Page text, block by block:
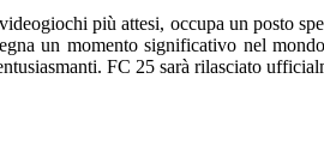
più attesi, occupa un posto
un momento significativo nel
FC 25 sarà rilasciato